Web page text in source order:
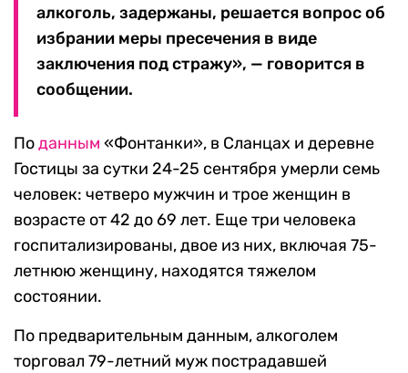
алкоголь, задержаны, решается вопрос об
избрании меры пресечения в виде
заключения под стражу», — говорится в
сообщении.
Поданным «Фонтанки», в Сланцах и деревне
Гостицы за сутки 24-25 сентября умерли семь
человек: четверо мужчин и трое женщин в
возрасте от 42 до 69 лет. Еще три человека
госпитализированы, двое из них, включая 75-
летнюю женщину, находятся тяжелом
состоянии.
По предварительным данным, алкоголем
торговал 79-летний муж пострадавшей